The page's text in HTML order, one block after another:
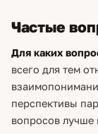
Частые
Для каких
всего для тем
перспективы
вопросов лучше